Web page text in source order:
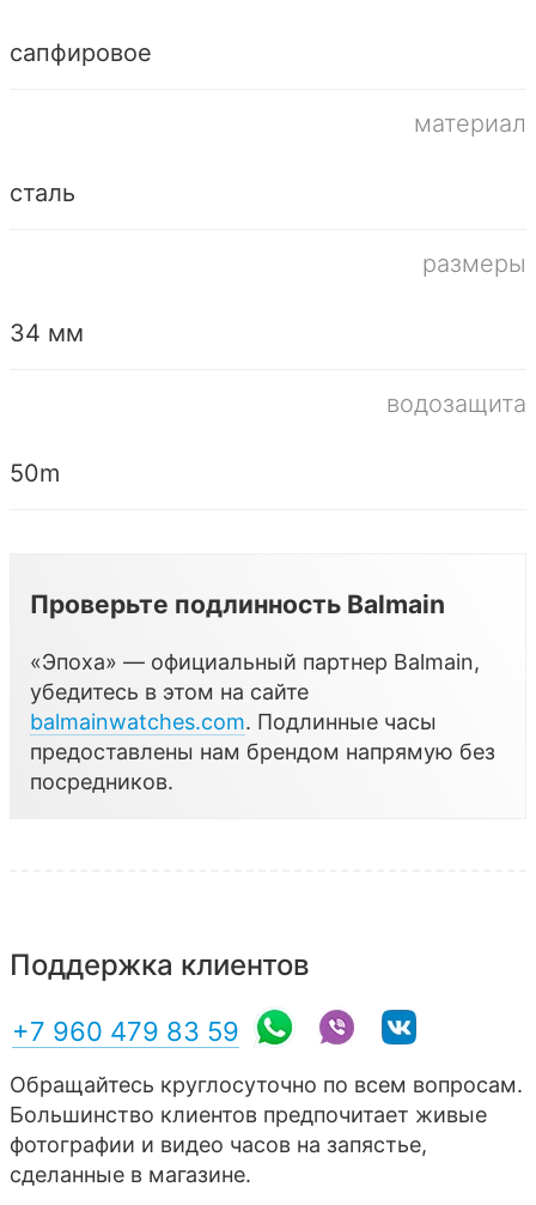
сапфировое
материал
сталь
размеры
34 мм
водозащита
50m
Проверьте подлинность Balmain
«Эпоха» — официальный партнер Balmain,
убедитесь в этом на сайте
balmainwatches.com. Подлинные часы
предоставлены нам брендом напрямую без
посредников.
Поддержка клиентов
+7 960 479 83 59
Обращайтесь круглосуточно по всем вопросам.
Большинство клиентов предпочитает живые
фотографии и видео часов на запястье,
сделанные в магазине.